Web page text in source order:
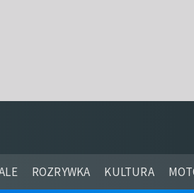
ROZRYWKA KULTURA